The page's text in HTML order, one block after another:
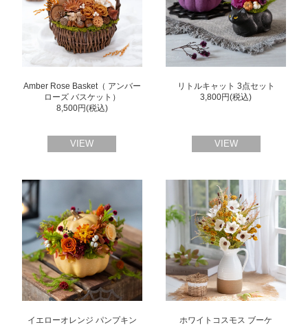
Amber Rose Basket（ アンバー
ローズ バスケット）
8,500円(税込)
VIEW
リトルキャット 3点セット
3,800円(税込)
VIEW
イエローオレンジ パンプキン
ホワイトコスモス ブーケ